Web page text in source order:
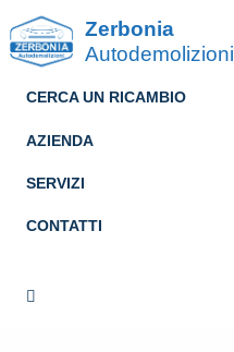
Zerbonia
Autodemolizioni
CERCA UN RICAMBIO
AZIENDA
SERVIZI
CONTATTI